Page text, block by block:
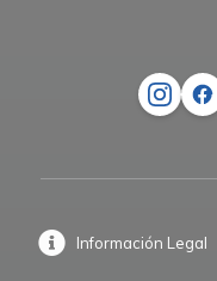
Información Legal